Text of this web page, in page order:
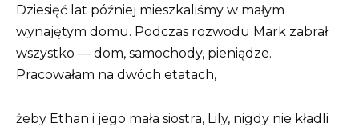
Dziesięć lat później mieszkaliśmy w małym
wynajętym domu. Podczas rozwodu Mark zabrał
wszystko — dom, samochody, pieniądze.
Pracowałam na dwóch etatach,
żeby Ethan i jego mała siostra, Lily, nigdy nie kładli